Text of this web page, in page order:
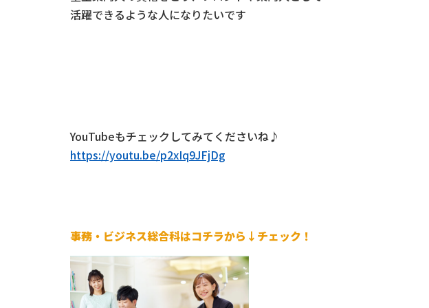
活躍できるような人になりたいです
YouTubeもチェックしてみてくださいね♪
https://youtu.be/p2xIq9JFjDg
事務・ビジネス総合科はコチラから↓チェック！